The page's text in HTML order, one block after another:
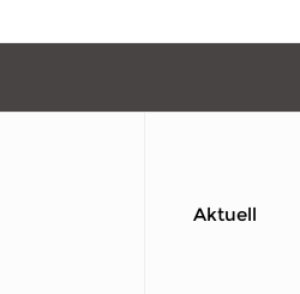
Aktuell